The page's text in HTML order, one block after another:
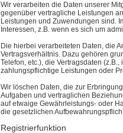
Wir verarbeiten die Daten unserer
gegenüber vertragliche Leistungen
Leistungen und Zuwendungen sind.
Interessen, z.B. wenn es sich um
Die hierbei verarbeiteten Daten, die
Vertragsverhältnis. Dazu gehören
Telefon, etc.), die Vertragsdaten
zahlungspflichtige Leistungen oder
Wir löschen Daten, die zur
Aufgaben und vertraglichen
auf etwaige Gewährleistungs- oder
die gesetzlichen
Registrierfunktion